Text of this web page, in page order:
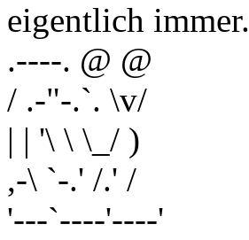
eigentlich immer.
.----. @ @
/ .-"-.`. \v/
| | '\ \ \_/ )
,-\ `-.' /.' /
'---`----'----'